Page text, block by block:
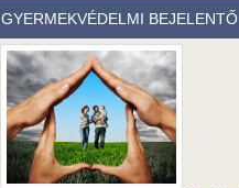
GYERMEKVÉDELMI BEJELENTŐ